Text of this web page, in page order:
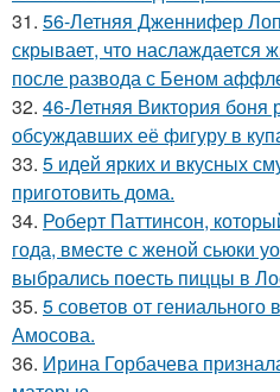
31. 56-Летняя Дженнифер
скрывает, что наслаждается
после развода с Беном
32. 46-Летняя Виктория
обсуждавших её фигуру в
33. 5 идей ярких и вкусных
приготовить дома.
34. Роберт Паттинсон,
года, вместе с женой сьюки
выбрались поесть пиццы в
35. 5 советов от гениального
Амосова.
36. Ирина Горбачева